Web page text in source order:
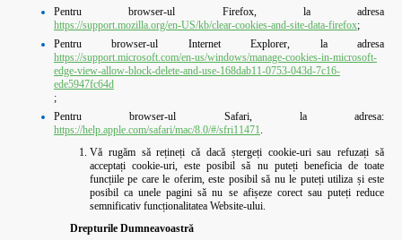
Pentru browser-ul Firefox, la adresa
https://support.mozilla.org/en-US/kb/clear-cookies-and-site-data-firefox;
Pentru browser-ul Internet Explorer, la adresa
https://support.microsoft.com/en-us/windows/manage-cookies-in-microsoft-
edge-view-allow-block-delete-and-use-168dab11-0753-043d-7c16-
ede5947fc64d
;
Pentru browser-ul Safari, la adresa:
https://help.apple.com/safari/mac/8.0/#/sfri11471.
Vă rugăm să rețineți că dacă ștergeți cookie-uri sau refuzați să
acceptați cookie-uri, este posibil să nu puteți beneficia de toate
funcțiile pe care le oferim, este posibil să nu le puteți utiliza și este
posibil ca unele pagini să nu se afișeze corect sau puteți reduce
semnificativ funcționalitatea Website-ului.
Drepturile Dumneavoastră